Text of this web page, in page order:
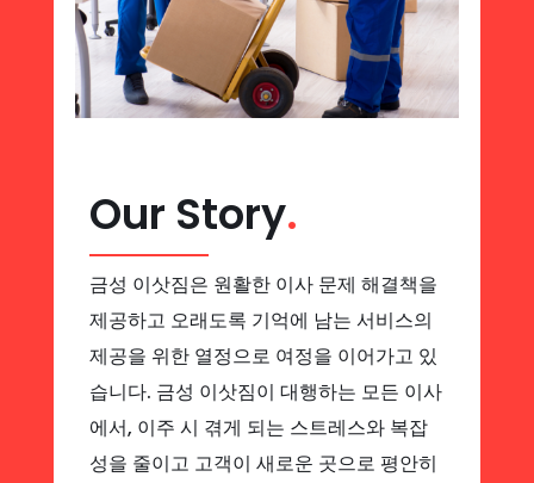
Our Story.
금성 이삿짐은 원활한 이사 문제 해결책을
제공하고 오래도록 기억에 남는 서비스의
제공을 위한 열정으로 여정을 이어가고 있
습니다. 금성 이삿짐이 대행하는 모든 이사
에서, 이주 시 겪게 되는 스트레스와 복잡
성을 줄이고 고객이 새로운 곳으로 평안히